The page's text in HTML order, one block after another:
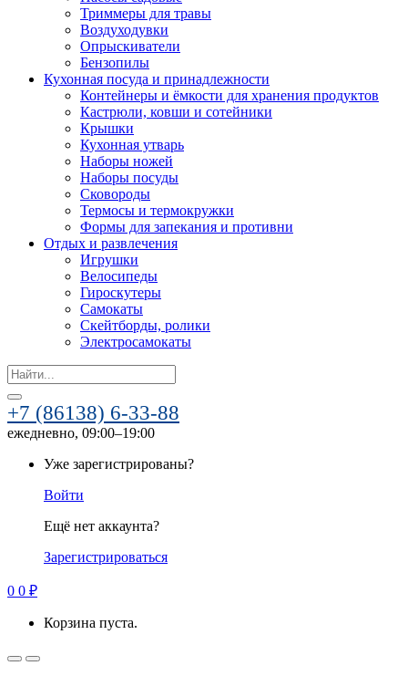
Триммеры для травы
Воздуходувки
Опрыскиватели
Бензопилы
Кухонная посуда и принадлежности
Контейнеры и ёмкости для хранения продуктов
Кастрюли, ковши и сотейники
Крышки
Кухонная утварь
Наборы ножей
Наборы посуды
Сковороды
Термосы и термокружки
Формы для запекания и противни
Отдых и развлечения
Игрушки
Велосипеды
Гироскутеры
Самокаты
Скейтборды, ролики
Электросамокаты
Search
for:
+7 (86138) 6-33-88
ежедневно, 09:00–19:00
Уже зарегистрированы?
Войти
Ещё нет аккаунта?
Зарегистрироваться
0 0 ₽
Корзина пуста.